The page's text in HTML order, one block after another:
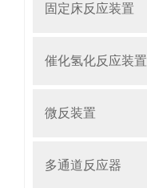
固定床反应装置
催化氢化反应装置
微反装置
多通道反应器